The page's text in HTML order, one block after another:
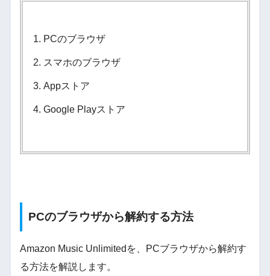
PCのブラウザ
スマホのブラウザ
Appストア
Google Playストア
PCのブラウザから解約する方法
Amazon Music Unlimitedを、PCブラウザから解約す
る方法を解説します。